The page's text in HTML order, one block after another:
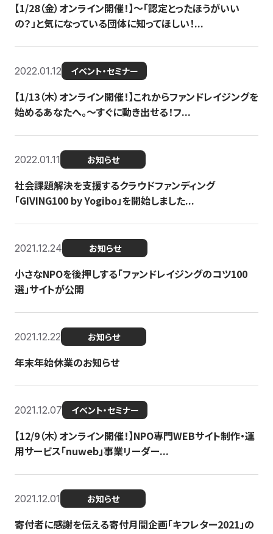
【1/28（金）オンライン開催！】〜「認定とったほうがいい
の？」と気になっている団体に知ってほしい！...
2022.01.12 イベント・セミナー
【1/13（木）オンライン開催！】これからファンドレイジングを
始めるあなたへ。〜すぐに動き出せる！フ...
2022.01.11 お知らせ
社会課題解決を支援するクラウドファンディング
「GIVING100 by Yogibo」を開始しました...
2021.12.24 お知らせ
小さなNPOを後押しする「ファンドレイジングのコツ100
選」サイトが公開
2021.12.22 お知らせ
年末年始休業のお知らせ
2021.12.07 イベント・セミナー
【12/9（木）オンライン開催！】NPO専門WEBサイト制作・運
用サービス「nuweb」事業リーダー...
2021.12.01 お知らせ
寄付者に感謝を伝える寄付月間企画「キフレター2021」の